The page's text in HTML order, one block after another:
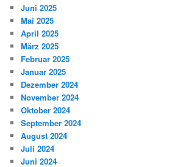
Juni 2025
Mai 2025
April 2025
März 2025
Februar 2025
Januar 2025
Dezember 2024
November 2024
Oktober 2024
September 2024
August 2024
Juli 2024
Juni 2024